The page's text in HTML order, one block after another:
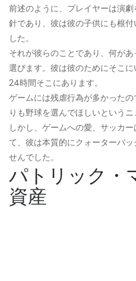
前述のように、プレイヤーは演
針であり、彼は彼の子供にも根
した。
それが彼らのことであり、何が
選びます。彼は彼のためにそこ
24時間そこにあります。
ゲームには残虐行為が多かった
りも野球を選んでほしいというニ
しかし、ゲームへの愛、サッカ
て、彼は本質的にクォーターバ
せんでした。
パトリック・
資産